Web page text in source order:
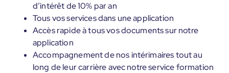
d’intérêt de 10% par an
Tous vos services dans une application
Accès rapide à tous vos documents sur notre
application
Accompagnement de nos intérimaires tout au
long de leur carrière avec notre service formation